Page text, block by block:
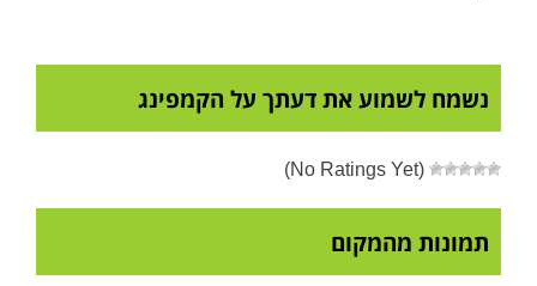
נשמח לשמוע את דעתך על הקמפינג
(No Ratings Yet)
תמונות מהמקום